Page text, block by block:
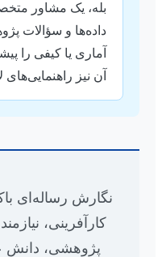
بله، یک مشاور
داده‌ها و سؤالات
آماری یا کیفی را
آن نیز راهنمایی‌های
نگارش رساله‌ای
کارآفرینی،
پژوهشی، دانش